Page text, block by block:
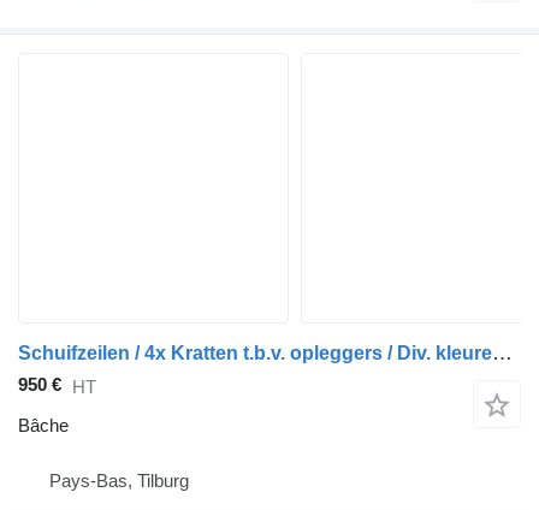
Schuifzeilen / 4x Kratten t.b.v. opleggers / Div. kleuren en mat
950 € HT
Bâche
Pays-Bas, Tilburg